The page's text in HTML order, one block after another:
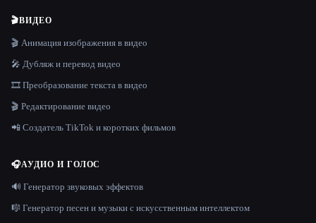
🎬ВИДЕО
🎬 Анимация изображения в видео
🎤 Дубляж и перевод видео
🎞️ Преобразование текста в видео
🎬 Редактирование видео
📲 Создатель TikTok и коротких фильмов
🎧АУДИО И ГОЛОС
🔊 Генератор звуковых эффектов
🎼 Генератор песен и музыки с искусственным интеллектом